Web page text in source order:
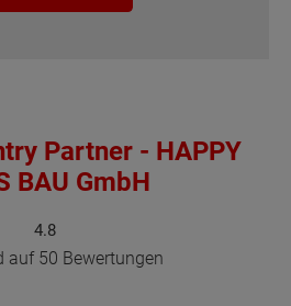
Partner - HAPPY
BAU GmbH
4.8
auf 50 Bewertungen